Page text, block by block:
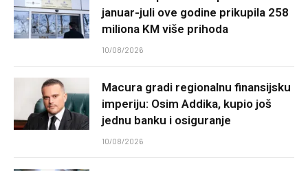
januar-juli ove godine prikupila 258
miliona KM više prihoda
10/08/2026
Macura gradi regionalnu finansijsku
imperiju: Osim Addika, kupio još
jednu banku i osiguranje
10/08/2026